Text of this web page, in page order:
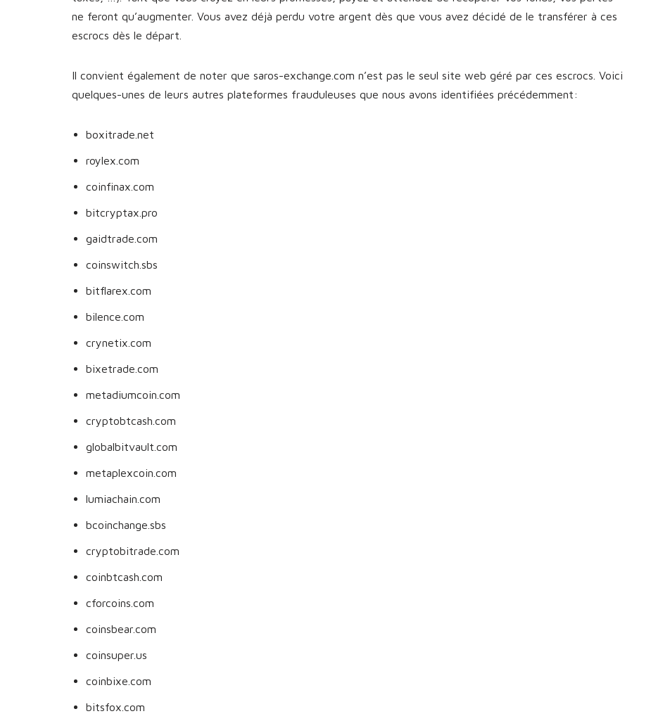
ne feront qu’augmenter. Vous avez déjà perdu votre argent dès que vous avez décidé de le transférer à ces
escrocs dès le départ.
Il convient également de noter que saros-exchange.com n’est pas le seul site web géré par ces escrocs. Voici
quelques-unes de leurs autres plateformes frauduleuses que nous avons identifiées précédemment:
boxitrade.net
roylex.com
coinfinax.com
bitcryptax.pro
gaidtrade.com
coinswitch.sbs
bitflarex.com
bilence.com
crynetix.com
bixetrade.com
metadiumcoin.com
cryptobtcash.com
globalbitvault.com
metaplexcoin.com
lumiachain.com
bcoinchange.sbs
cryptobitrade.com
coinbtcash.com
cforcoins.com
coinsbear.com
coinsuper.us
coinbixe.com
bitsfox.com